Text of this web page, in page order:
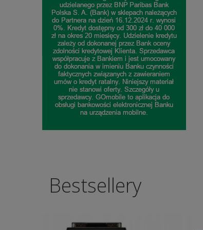
882,84 zł
do koszyka
Bestsellery